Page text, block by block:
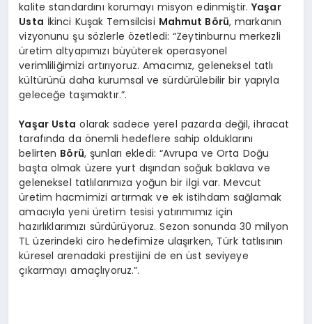
kalite standardını korumayı misyon edinmiştir.Yaşar
Usta İkinci Kuşak Temsilcisi Mahmut Börü, markanın
vizyonunu şu sözlerle özetledi: “Zeytinburnu merkezli
üretim altyapımızı büyüterek operasyonel
verimliliğimizi artırıyoruz. Amacımız, geleneksel tatlı
kültürünü daha kurumsal ve sürdürülebilir bir yapıyla
geleceğe taşımaktır.”.
Yaşar Usta olarak sadece yerel pazarda değil, ihracat
tarafında da önemli hedeflere sahip olduklarını
belirten Börü, şunları ekledi: “Avrupa ve Orta Doğu
başta olmak üzere yurt dışından soğuk baklava ve
geleneksel tatlılarımıza yoğun bir ilgi var. Mevcut
üretim hacmimizi artırmak ve ek istihdam sağlamak
amacıyla yeni üretim tesisi yatırımımız için
hazırlıklarımızı sürdürüyoruz. Sezon sonunda 30 milyon
TL üzerindeki ciro hedefimize ulaşırken, Türk tatlısının
küresel arenadaki prestijini de en üst seviyeye
çıkarmayı amaçlıyoruz.”.